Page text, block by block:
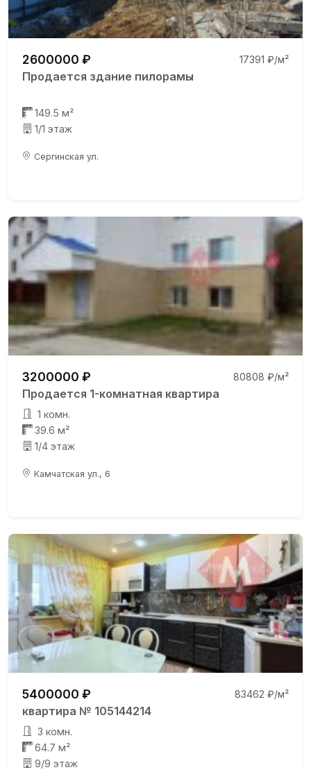
2600000 ₽ 17391 ₽/м²
Продается здание пилорамы
149.5 м²
1/1 этаж
Сергинская ул.
3200000 ₽ 80808 ₽/м²
Продается 1-комнатная квартира
1 комн.
39.6 м²
1/4 этаж
Камчатская ул., 6
5400000 ₽ 83462 ₽/м²
квартира № 105144214
3 комн.
64.7 м²
9/9 этаж